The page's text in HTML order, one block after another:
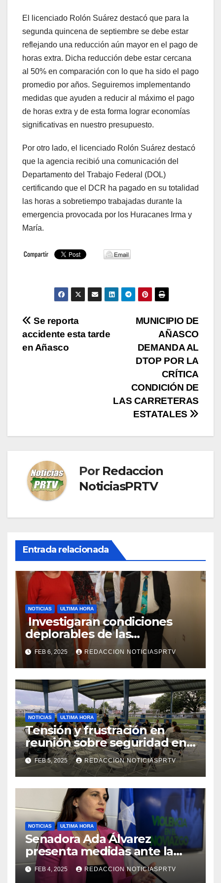
El licenciado Rolón Suárez destacó que para la
segunda quincena de septiembre se debe estar
reflejando una reducción aún mayor en el pago de
horas extra. Dicha reducción debe estar cercana
al 50% en comparación con lo que ha sido el pago
promedio por años. Seguiremos implementando
medidas que ayuden a reducir al máximo el pago
de horas extra y de esta forma lograr economías
significativas en nuestro presupuesto.
Por otro lado, el licenciado Rolón Suárez destacó
que la agencia recibió una comunicación del
Departamento del Trabajo Federal (DOL)
certificando que el DCR ha pagado en su totalidad
las horas a sobretiempo trabajadas durante la
emergencia provocada por los Huracanes Irma y
María.
Navegación
de
MUNICIPIO DE
AÑASCO
DEMANDA AL
DTOP POR LA
CRÍTICA
CONDICIÓN DE
LAS CARRETERAS
ESTATALES
Se reporta
accidente esta tarde
en Añasco
Por Redaccion
NoticiasPRTV
Entrada relacionada
NOTICIAS ULTIMA HORA
Investigaran condiciones
deplorables de las
facilidades el Departamento
de la Salud en Mayagüez
FEB 6, 2025 REDACCION NOTICIASPRTV
NOTICIAS ULTIMA HORA
Tensión y frustración en
reunión sobre seguridad en
Reparto Metropolitano
FEB 5, 2025 REDACCION NOTICIASPRTV
NOTICIAS ULTIMA HORA
Senadora Ada Álvarez
presenta medidas ante la
violencia en el noviazgo
FEB 4, 2025 REDACCION NOTICIASPRTV